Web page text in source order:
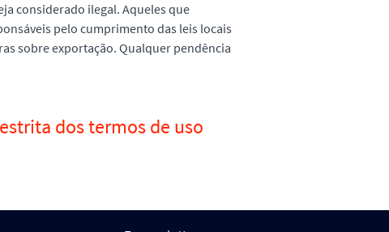
considerado ilegal. Aqueles que
pelo cumprimento das leis locais
sobre exportação. Qualquer pendência
dos termos de uso